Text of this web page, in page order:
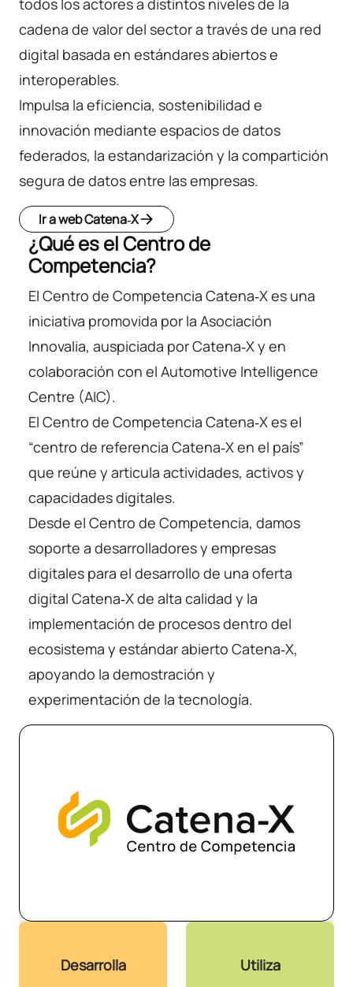
todos los actores a distintos niveles de la
cadena de valor del sector a través de una red
digital basada en estándares abiertos e
interoperables.
Impulsa la eficiencia, sostenibilidad e
innovación mediante espacios de datos
federados, la estandarización y la compartición
segura de datos entre las empresas.
Ir a web Catena‑X
¿Qué es el Centro de
Competencia?
El Centro de Competencia Catena‑X es una
iniciativa promovida por la Asociación
Innovalia, auspiciada por Catena‑X y en
colaboración con el Automotive Intelligence
Centre (AIC).
El Centro de Competencia Catena‑X es el
“centro de referencia Catena‑X en el país”
que reúne y articula actividades, activos y
capacidades digitales.
Desde el Centro de Competencia, damos
soporte a desarrolladores y empresas
digitales para el desarrollo de una oferta
digital Catena‑X de alta calidad y la
implementación de procesos dentro del
ecosistema y estándar abierto Catena‑X,
apoyando la demostración y
experimentación de la tecnología.
Desarrolla Utiliza